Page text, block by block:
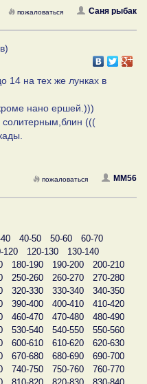
Саня рыбак
пожаловаться
14 на тех же лунках в
нано ершей.)))
(((
MM56
пожаловаться
40-50 50-60
60-70
120 120-130
130-140
180-190 190-200
200-210
250-260 260-270
270-280
320-330 330-340
340-350
390-400 400-410
410-420
460-470 470-480
480-490
530-540 540-550
550-560
600-610 610-620
620-630
670-680 680-690
690-700
740-750 750-760
760-770